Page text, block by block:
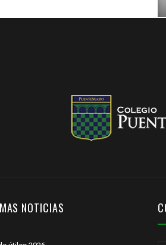
NOTICIAS